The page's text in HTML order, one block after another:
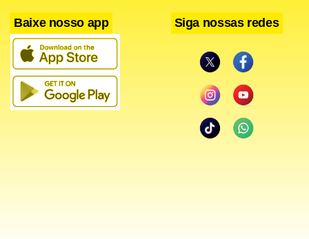
Baixe nosso app Siga nossas redes